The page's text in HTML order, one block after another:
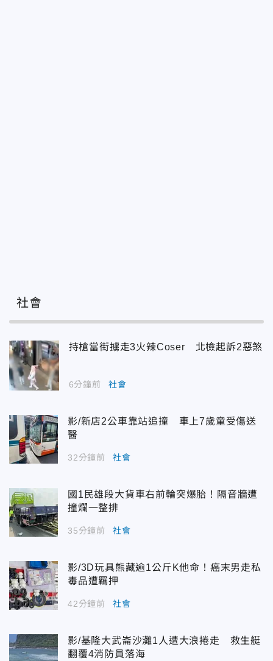
社會
持槍當街擄走3火辣Coser 北檢起訴2惡煞
6分鐘前 社會
影/新店2公車靠站追撞 車上7歲童受傷送
醫
32分鐘前 社會
國1民雄段大貨車右前輪突爆胎！隔音牆遭
撞爛一整排
35分鐘前 社會
影/3D玩具熊藏逾1公斤K他命！癌末男走私
毒品遭羈押
42分鐘前 社會
影/基隆大武崙沙灘1人遭大浪捲走 救生艇
翻覆4消防員落海